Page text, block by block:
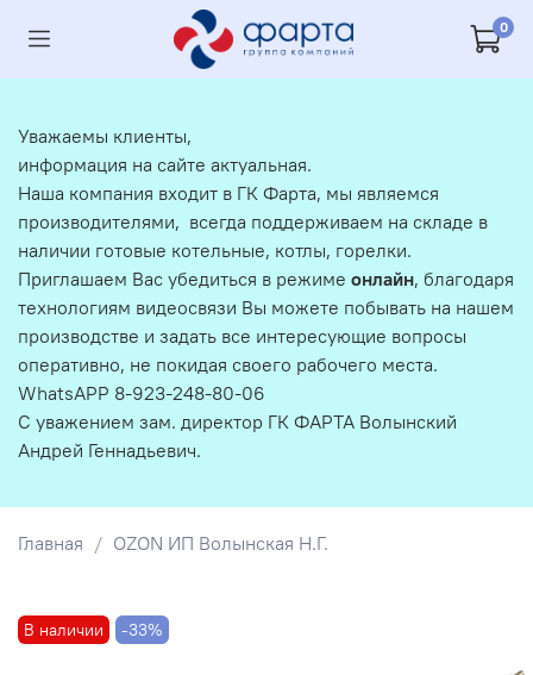
0
Главная OZON ИП Волынская Н.Г.
В наличии -33%
Уважаемы клиенты,
информация на сайте актуальная.
Наша компания входит в ГК Фарта, мы являемся
производителями, всегда поддерживаем на складе в
наличии готовые котельные, котлы, горелки.
Приглашаем Вас убедиться в режиме онлайн, благодаря
технологиям видеосвязи Вы можете побывать на нашем
производстве и задать все интересующие вопросы
оперативно, не покидая своего рабочего места.
WhatsAPP 8-923-248-80-06
С уважением зам. директор ГК ФАРТА Волынский
Андрей Геннадьевич.